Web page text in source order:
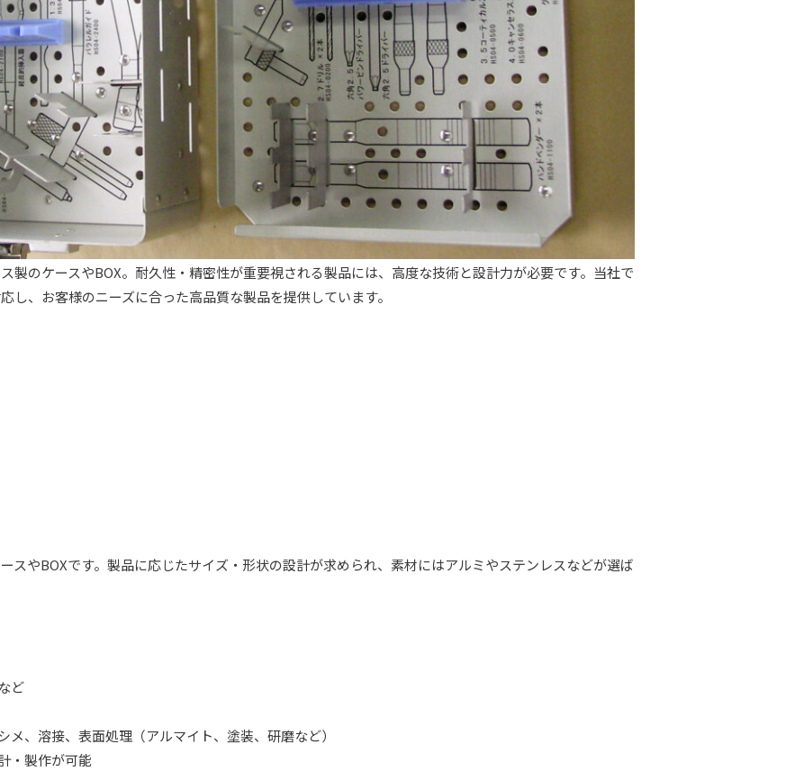
製のケースやBOX。耐久性・精密性が重要視される製品には、高度な技術と設計力が必要です。当社で
し、お客様のニーズに合った高品質な製品を提供しています。
スやBOXです。製品に応じたサイズ・形状の設計が求められ、素材にはアルミやステンレスなどが選ば
ど
、溶接、表面処理（アルマイト、塗装、研磨など）
・製作が可能